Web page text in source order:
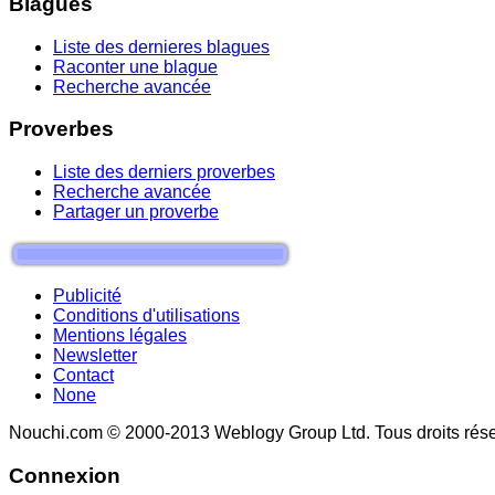
Liste des dernieres blagues
Raconter une blague
Recherche avancée
Proverbes
Liste des derniers proverbes
Recherche avancée
Partager un proverbe
Publicité
Conditions d'utilisations
Mentions légales
Newsletter
Contact
None
Nouchi.com © 2000-2013 Weblogy Group Ltd. Tous droits
Connexion